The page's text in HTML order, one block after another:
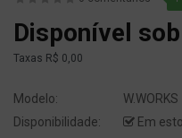
Disponível
Taxas R$ 0,00
Modelo:
W.WORKS
Disponibilidade:
Em